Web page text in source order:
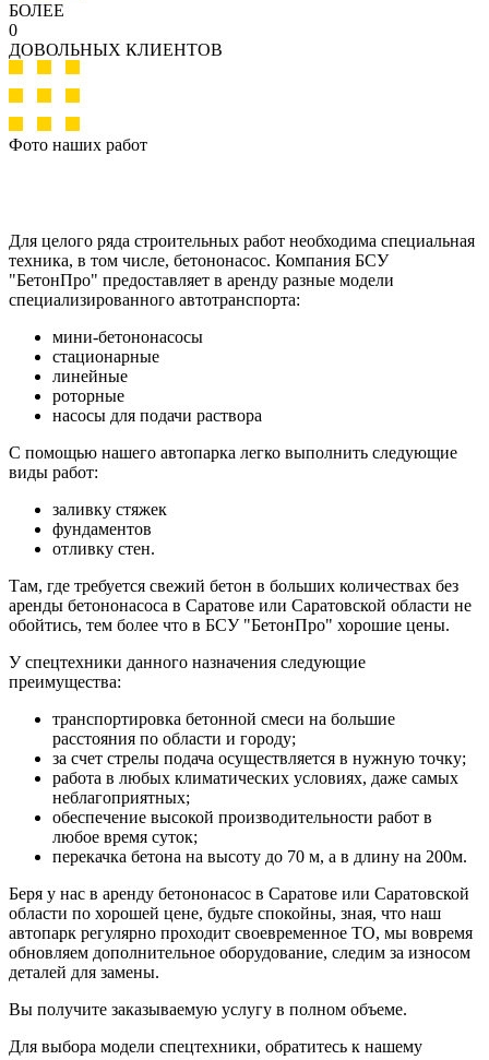
БОЛЕЕ
0
ДОВОЛЬНЫХ КЛИЕНТОВ
Фото наших работ
Для целого ряда строительных работ необходима специальная
техника, в том числе, бетононасос. Компания БСУ
"БетонПро" предоставляет в аренду разные модели
специализированного автотранспорта:
мини-бетононасосы
стационарные
линейные
роторные
насосы для подачи раствора
С помощью нашего автопарка легко выполнить следующие
виды работ:
заливку стяжек
фундаментов
отливку стен.
Там, где требуется свежий бетон в больших количествах без
аренды бетононасоса в Саратове или Саратовской области не
обойтись, тем более что в БСУ "БетонПро" хорошие цены.
У спецтехники данного назначения следующие
преимущества:
транспортировка бетонной смеси на большие
расстояния по области и городу;
за счет стрелы подача осуществляется в нужную точку;
работа в любых климатических условиях, даже самых
неблагоприятных;
обеспечение высокой производительности работ в
любое время суток;
перекачка бетона на высоту до 70 м, а в длину на 200м.
Беря у нас в аренду бетононасос в Саратове или Саратовской
области по хорошей цене, будьте спокойны, зная, что наш
автопарк регулярно проходит своевременное ТО, мы вовремя
обновляем дополнительное оборудование, следим за износом
деталей для замены.
Вы получите заказываемую услугу в полном объеме.
Для выбора модели спецтехники, обратитесь к нашему